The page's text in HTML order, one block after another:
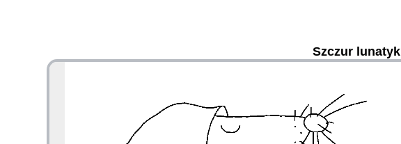
Szczur lunatyk